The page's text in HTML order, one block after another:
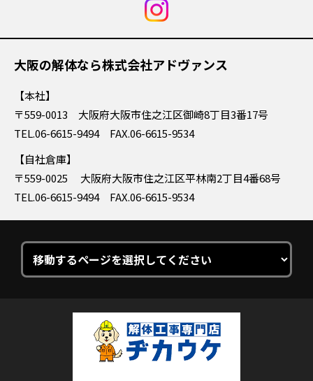
大阪の解体なら株式会社アドヴァンス
本社
〒559-0013 大阪府大阪市住之江区御崎8丁目3番17号
TEL.06-6615-9494 FAX.06-6615-9534
自社倉庫
〒559-0025 大阪府大阪市住之江区平林南2丁目4番68号
TEL.06-6615-9494 FAX.06-6615-9534